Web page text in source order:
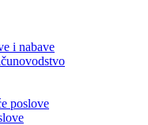
i nabave
poslove